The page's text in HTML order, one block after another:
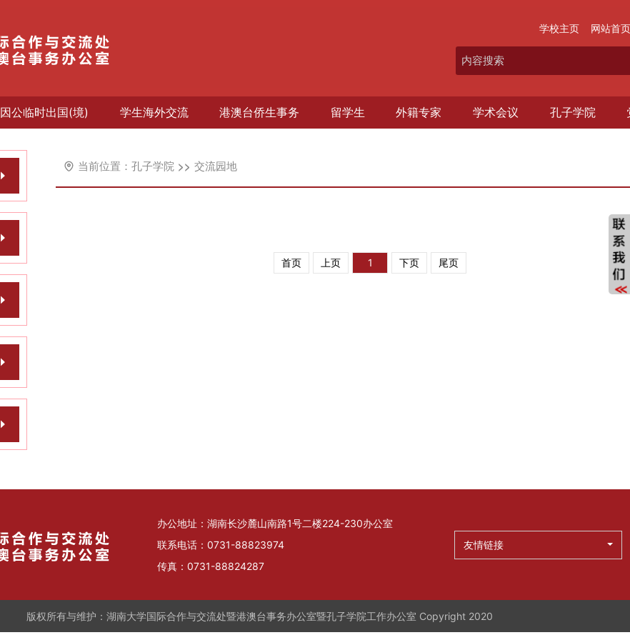
学校主页 网站首页
因公临时出国(境) 学生海外交流 港澳台侨生事务 留学生 外籍专家 学术会议 孔子学院
孔子学院 交流园地
首页 上页 1 下页 尾页
办公地址：湖南长沙麓山南路1号二楼224-230办公室
联系电话：0731-88823974
传真：0731-88824287
友情链接
版权所有与维护：湖南大学国际合作与交流处暨港澳台事务办公室暨孔子学院工作办公室 Copyright 2020